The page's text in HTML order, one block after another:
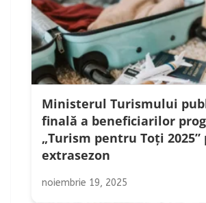
Ministerul Turismului
finală a beneficiarilor
„Turism pentru Toți
extrasezon
noiembrie 19, 2025